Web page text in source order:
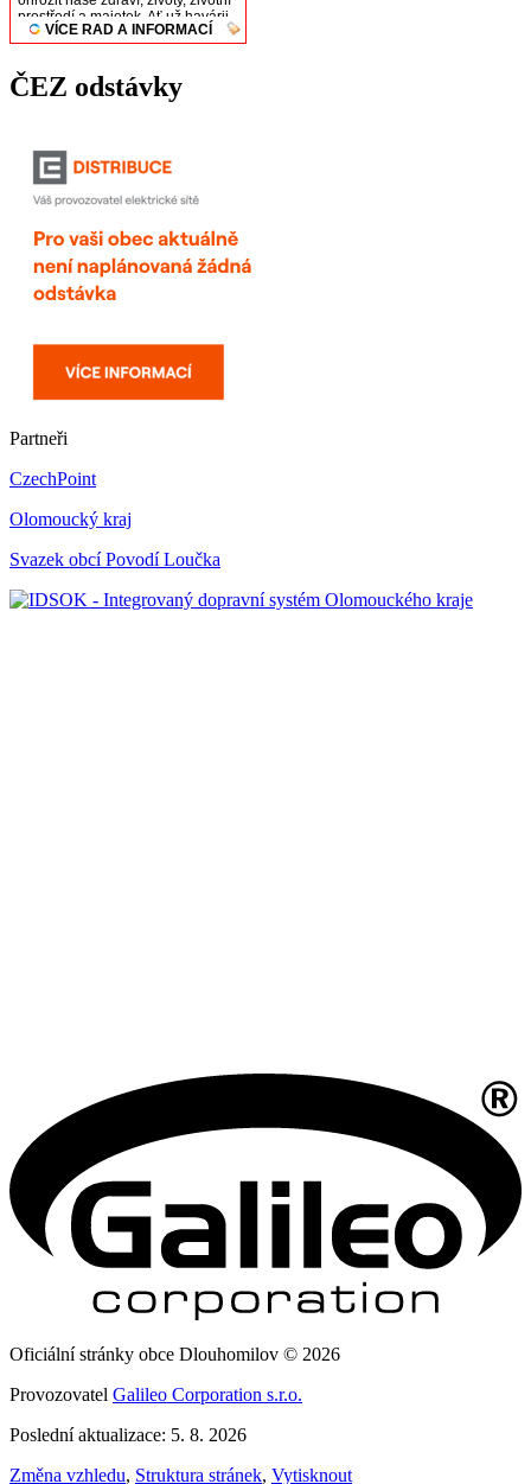
ČEZ odstávky
Partneři
CzechPoint
Olomoucký kraj
Svazek obcí Povodí Loučka
Oficiální stránky obce Dlouhomilov © 2026
Provozovatel Galileo Corporation s.r.o.
Poslední aktualizace: 5. 8. 2026
Změna vzhledu, Struktura stránek, Vytisknout